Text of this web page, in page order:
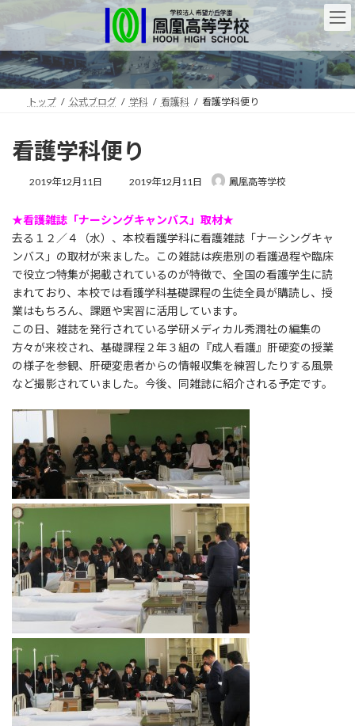
ン
ン
ツ
へ
ビ
ー
シ
ョ
トップ 公式ブログ 学科 看護科 看護学科便り
看護学科便り
2019年12月11日
最
新
日
時
:
2019年12月11日 鳳凰高等学校
★看護雑誌「ナーシングキャンバス」取材★
去る１２／４（水）、本校看護学科に看護雑誌「ナーシングキャ
ンバス」の取材が来ました。この雑誌は疾患別の看護過程や臨床
で役立つ特集が掲載されているのが特徴で、全国の看護学生に読
まれており、本校では看護学科基礎課程の生徒全員が購読し、授
業はもちろん、課題や実習に活用しています。
この日、雑誌を発行されている学研メディカル秀潤社の編集の
方々が来校され、基礎課程２年３組の『成人看護』肝硬変の授業
の様子を参観、肝硬変患者からの情報収集を練習したりする風景
など撮影されていました。今後、同雑誌に紹介される予定です。